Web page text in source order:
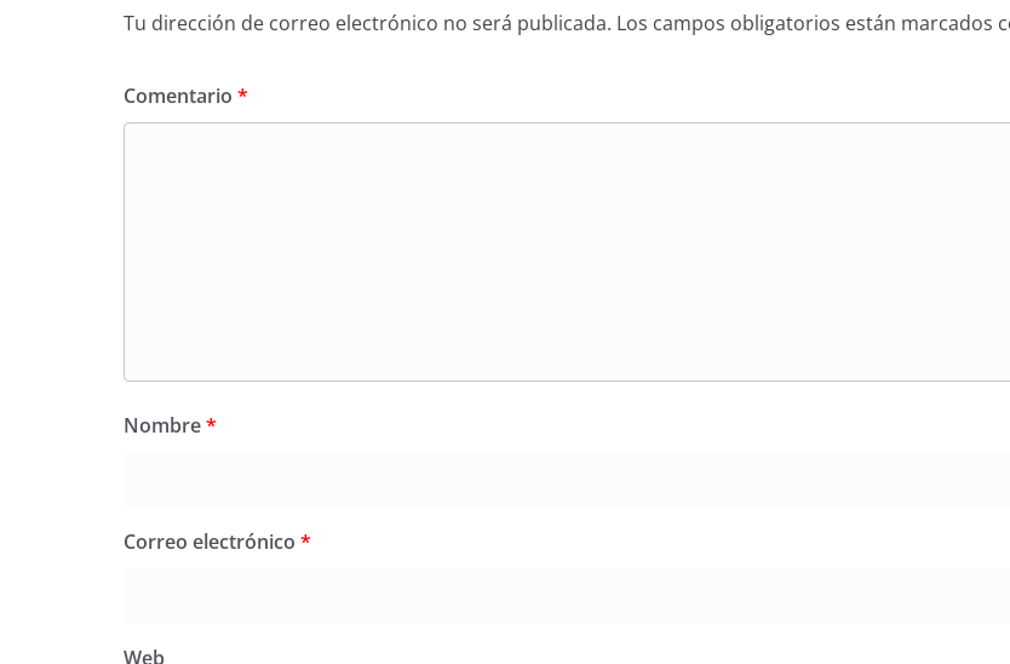
Tu dirección de correo electrónico no será publicada. Los campos obligatorios están marcados
Comentario *
Nombre*
Correo electrónico *
Web